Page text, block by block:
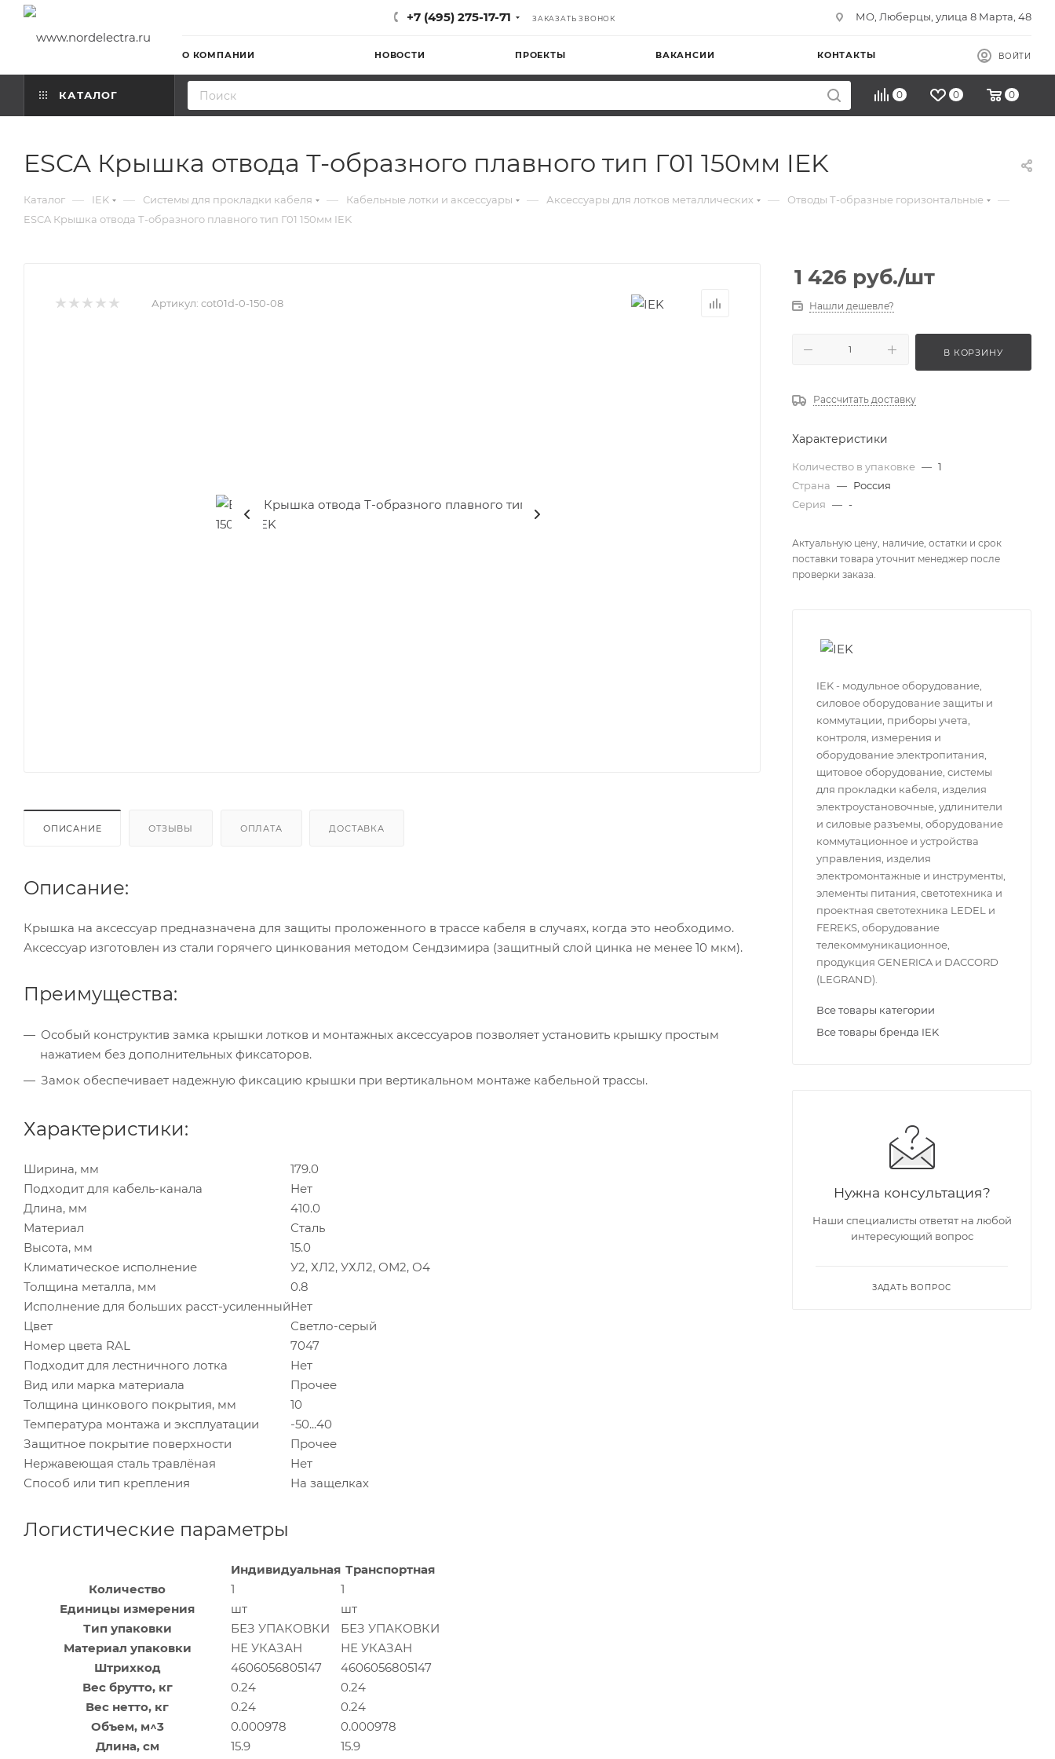
+7 (495) 275-17-71 ЗАКАЗАТЬ ЗВОНОК МО, Люберцы, улица 8 Марта, 48
О КОМПАНИИ НОВОСТИ ПРОЕКТЫ ВАКАНСИИ КОНТАКТЫ ВОЙТИ
КАТАЛОГ 0 0 0
ESCA Крышка отвода Т-образного плавного тип Г01 150мм IEK
Каталог — IEK — Системы для прокладки кабеля — Кабельные лотки и аксессуары — Аксессуары для лотков металлических — Отводы Т-образные горизонтальные —
ESCA Крышка отвода Т-образного плавного тип Г01 150мм IEK
Артикул: cot01d-0-150-08
ОПИСАНИЕ ОТЗЫВЫ ОПЛАТА ДОСТАВКА
Описание:
Крышка на аксессуар предназначена для защиты проложенного в трассе кабеля в случаях, когда это необходимо.
Аксессуар изготовлен из стали горячего цинкования методом Сендзимира (защитный слой цинка не менее 10 мкм).
Преимущества:
Особый конструктив замка крышки лотков и монтажных аксессуаров позволяет установить крышку простым
нажатием без дополнительных фиксаторов.
Замок обеспечивает надежную фиксацию крышки при вертикальном монтаже кабельной трассы.
Характеристики:
Ширина, мм
179.0
Подходит для кабель-канала
Нет
Длина, мм
410.0
Материал
Сталь
Высота, мм
15.0
Климатическое исполнение
У2, ХЛ2, УХЛ2, ОМ2, О4
Толщина металла, мм
0.8
Исполнение для больших расст-усиленныйНет
Цвет
Светло-серый
Номер цвета RAL
7047
Подходит для лестничного лотка
Нет
Вид или марка материала
Прочее
Толщина цинкового покрытия, мм
10
Температура монтажа и эксплуатации
-50...40
Защитное покрытие поверхности
Прочее
Нержавеющая сталь травлёная
Нет
Способ или тип крепления
На защелках
Логистические параметры
Индивидуальная Транспортная
Количество
1
1
Единицы измерения
шт
шт
Тип упаковки
БЕЗ УПАКОВКИ
БЕЗ УПАКОВКИ
Материал упаковки
НЕ УКАЗАН
НЕ УКАЗАН
Штрихкод
4606056805147
4606056805147
Вес брутто, кг
0.24
0.24
Вес нетто, кг
0.24
0.24
Объем, м^3
0.000978
0.000978
Длина, см
15.9
15.9
1 426 руб./шт
Нашли дешевле?
В КОРЗИНУ
Рассчитать доставку
Характеристики
Количество в упаковке — 1
Страна — Россия
Серия — -
Актуальную цену, наличие, остатки и срок
поставки товара уточнит менеджер после
проверки заказа.
IEK - модульное оборудование,
силовое оборудование защиты и
коммутации, приборы учета,
контроля, измерения и
оборудование электропитания,
щитовое оборудование, системы
для прокладки кабеля, изделия
электроустановочные, удлинители
и силовые разъемы, оборудование
коммутационное и устройства
управления, изделия
электромонтажные и инструменты,
элементы питания, светотехника и
проектная светотехника LEDEL и
FEREKS, оборудование
телекоммуникационное,
продукция GENERICA и DACCORD
(LEGRAND).
Все товары категории
Все товары бренда IEK
Нужна консультация?
Наши специалисты ответят на любой
интересующий вопрос
ЗАДАТЬ ВОПРОС